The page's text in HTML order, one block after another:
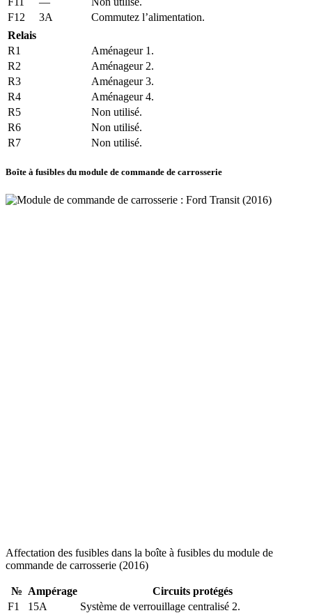
F12
3A
Commutez l’alimentation.
Relais
R1
Aménageur 1.
R2
Aménageur 2.
R3
Aménageur 3.
R4
Aménageur 4.
R5
Non utilisé.
R6
Non utilisé.
R7
Non utilisé.
Boîte à fusibles du module de commande de carrosserie
Affectation des fusibles dans la boîte à fusibles du module de
commande de carrosserie (2016)
№ Ampérage
Circuits protégés
F1
15A
Système de verrouillage centralisé 2.